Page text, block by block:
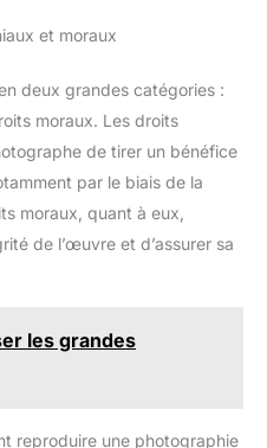
et moraux
deux grandes catégories :
moraux. Les droits
de tirer un bénéfice
par le biais de la
moraux, quant à eux,
de l’œuvre et d’assurer sa
les grandes
reproduire une photographie